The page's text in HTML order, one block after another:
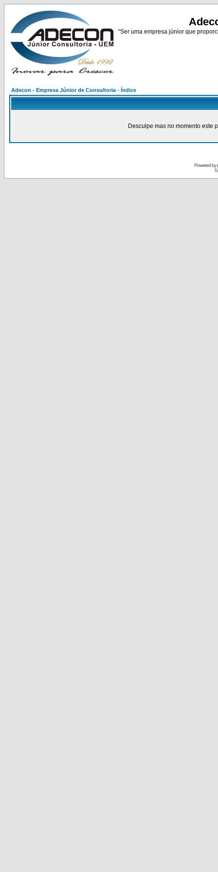
"Ser uma empresa júnior que
Adecon - Empresa Júnior de Consultoria - Índice
Desculpe mas no momento este
Powered by